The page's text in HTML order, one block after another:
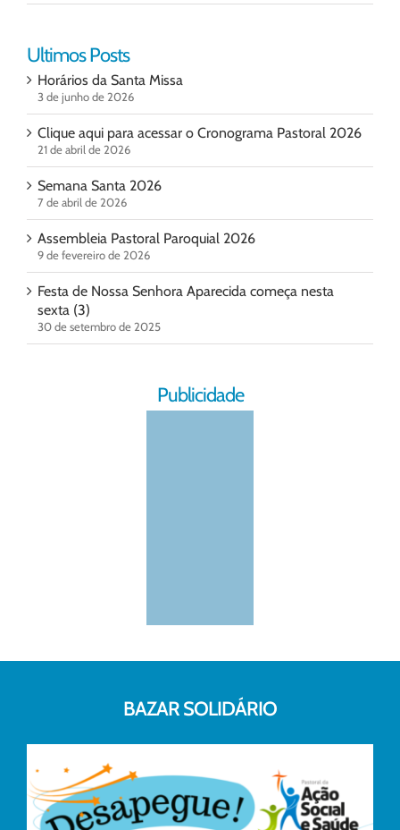
Ultimos Posts
Horários da Santa Missa
3 de junho de 2026
Clique aqui para acessar o Cronograma Pastoral 2026
21 de abril de 2026
Semana Santa 2026
7 de abril de 2026
Assembleia Pastoral Paroquial 2026
9 de fevereiro de 2026
Festa de Nossa Senhora Aparecida começa nesta
sexta (3)
30 de setembro de 2025
Publicidade
BAZAR SOLIDÁRIO